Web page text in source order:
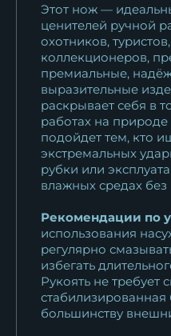
Этот нож —
ценителей ручной
охотников,
коллекционеров,
премиальные,
выразительные
раскрывает себя в
работах на
подойдет тем, кто
экстремальных
рубки или
влажных средах
Рекомендации по
использования
регулярно
избегать
Рукоять не требует
стабилизированная
большинству